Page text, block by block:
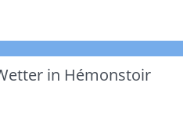
in Hémonstoir